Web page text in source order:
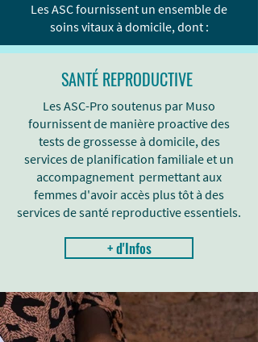
Les ASC fournissent un ensemble de
soins vitaux à domicile, dont :
SANTÉ REPRODUCTIVE
Les ASC-Pro soutenus par Muso
fournissent de manière proactive des
tests de grossesse à domicile, des
services de planification familiale et un
accompagnement permettant aux
femmes d'avoir accès plus tôt à des
services de santé reproductive essentiels.
+ d'Infos